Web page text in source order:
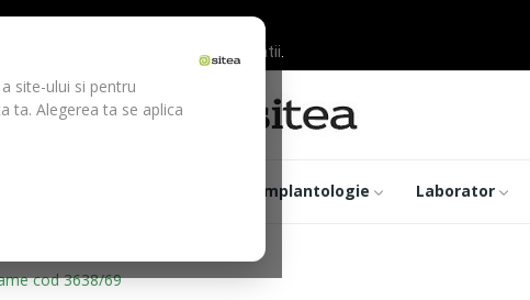
site-ului si pentru
ta. Alegerea ta se aplica
stocurilor inainte de efectuarea platii.
Implantologie Laborator
cod 3638/69